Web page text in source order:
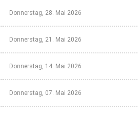
Donnerstag, 28. Mai 2026
Donnerstag, 21. Mai 2026
Donnerstag, 14. Mai 2026
Donnerstag, 07. Mai 2026
Zugang
bestellen